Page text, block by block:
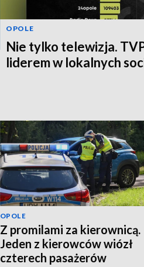
OPOLE
Nie tylko telewizja.
liderem w lokalnych
OPOLE
Z promilami za kierownicą.
Jeden z kierowców wiózł
czterech pasażerów